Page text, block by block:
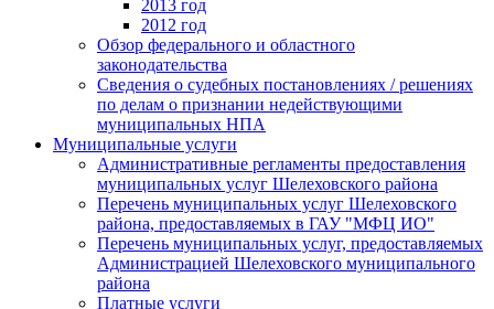
2013 год
2012 год
Обзор федерального и областного
законодательства
Сведения о судебных постановлениях / решениях
по делам о признании недействующими
муниципальных НПА
Муниципальные услуги
Административные регламенты предоставления
муниципальных услуг Шелеховского района
Перечень муниципальных услуг Шелеховского
района, предоставляемых в ГАУ "МФЦ ИО"
Перечень муниципальных услуг, предоставляемых
Администрацией Шелеховского муниципального
района
Платные услуги